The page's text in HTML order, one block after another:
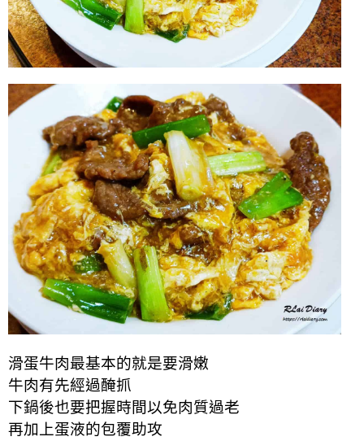
滑蛋牛肉最基本的就是要滑嫩
牛肉有先經過醃抓
下鍋後也要把握時間以免肉質過老
再加上蛋液的包覆助攻